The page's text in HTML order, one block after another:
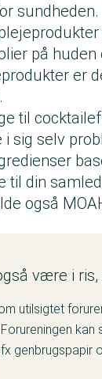
sundheden.
på
er
til
i sig selv
til din
også
være i ris,
utilsigtet
kan
genbrugspapir